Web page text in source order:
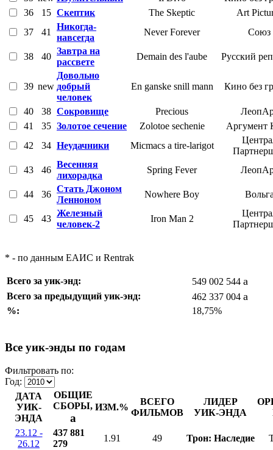
36
15 Скептик The Skeptic
Art
37
41
Никогда-
навсегда
Never Forever Союз
38 40
Завтра на
рассвете
Demain des l'aube Русский
39 new
Довольно
добрый
человек
En ganske snill mann Кино без
40 38 Сокровище Precious
41
35 Золотое сечение Zolotoe sechenie
Аргумент
42
34 Неудачники Micmacs a tire-larigot
43
46
Весенняя
лихорадка
Spring Fever
44 36
Стать Джоном
Ленноном
Nowhere Boy
45 43
Железный
человек-2
Iron Man 2
* - по данным ЕАИС и Rentrak
Всего за уик-энд: 549 002 544 a
Всего за предыдущий уик-энд: 462 337 004 a
%: 18,75%
Все уик-энды по годам
Фильтровать по:
Год:
ДАТА
УИК-
ЭНДА
ОБЩИЕ
СБОРЫ,
a
ИЗМ.%
ВСЕГО
ФИЛЬМОВ
ЛИДЕР
УИК-ЭНДА
23.12 -
26.12
437 881
279
1.91 49 Трон: Наследие